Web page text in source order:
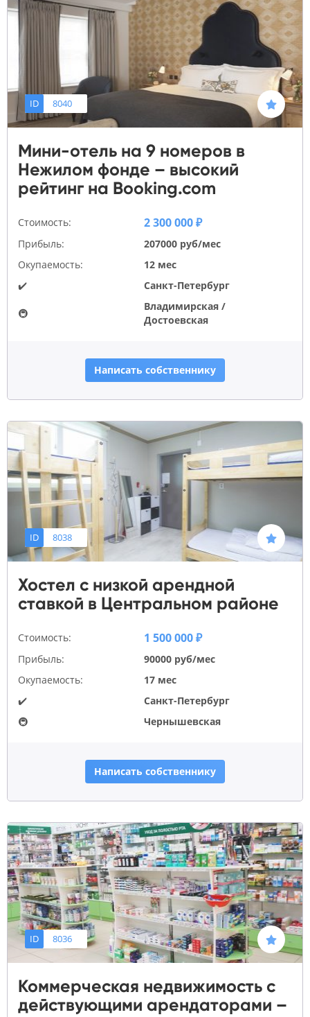
ID 8040
Мини-отель на 9 номеров в
Нежилом фонде – высокий
рейтинг на Booking.com
Стоимость: 2 300 000 ₽
Прибыль:
207000 руб/мес
Окупаемость:
12 мес
✔️
Санкт-Петербург
🚇
Владимирская /
Достоевская
Написать собственнику
ID 8038
Хостел с низкой арендной
ставкой в Центральном районе
Стоимость: 1 500 000 ₽
Прибыль:
90000 руб/мес
Окупаемость:
17 мес
✔️
Санкт-Петербург
🚇
Чернышевская
Написать собственнику
ID 8036
Коммерческая недвижимость с
действующими арендаторами –